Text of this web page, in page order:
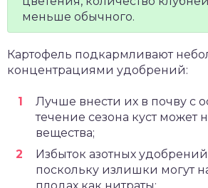
меньше обычного.
Картофель подкармливают
концентрациями удобрений:
Лучше внести их в почву с
течение сезона куст может
вещества;
Избыток азотных
поскольку излишки могут